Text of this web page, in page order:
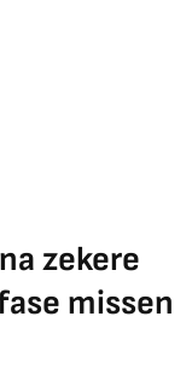
zekere
missen